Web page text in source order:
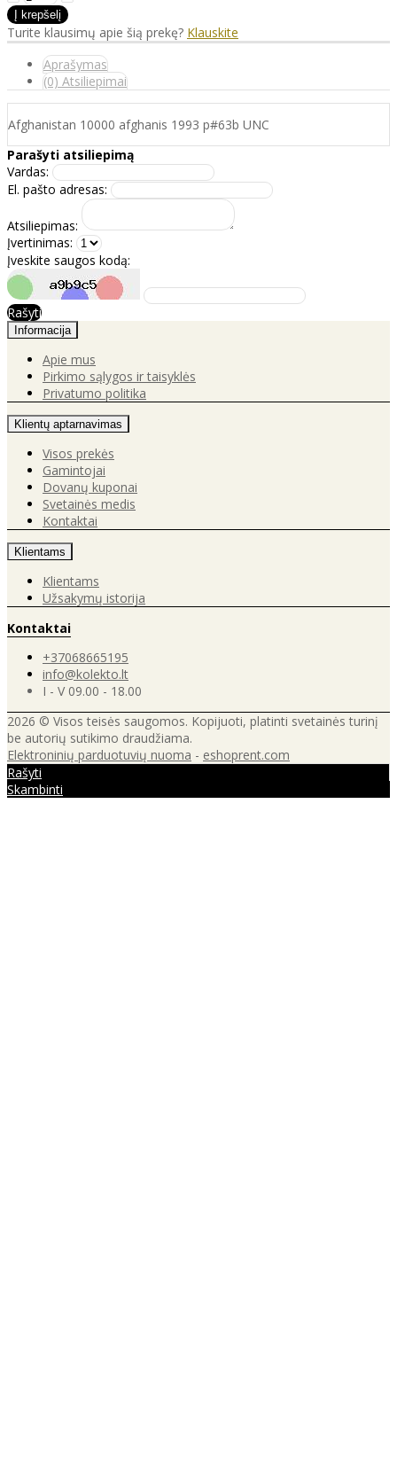
Turite klausimų apie šią prekę? Klauskite
Aprašymas
(0) Atsiliepimai
Afghanistan 10000 afghanis 1993 p#63b UNC
Parašyti atsiliepimą
Vardas:
El. pašto adresas:
Atsiliepimas:
Įvertinimas:
Įveskite saugos kodą:
Rašyti
Informacija
Apie mus
Pirkimo sąlygos ir taisyklės
Privatumo politika
Klientų aptarnavimas
Visos prekės
Gamintojai
Dovanų kuponai
Svetainės medis
Kontaktai
Klientams
Klientams
Užsakymų istorija
Kontaktai
+37068665195
info@kolekto.lt
I - V 09.00 - 18.00
2026 © Visos teisės saugomos. Kopijuoti, platinti svetainės turinį
be autorių sutikimo draudžiama.
Elektroninių parduotuvių nuoma - eshoprent.com
Rašyti
Skambinti